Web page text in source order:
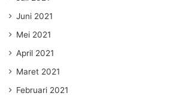
Juni 2021
Mei 2021
April 2021
Maret 2021
Februari 2021